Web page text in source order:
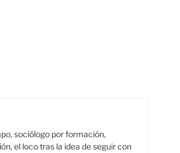
sociólogo por formación,
el loco tras la idea de seguir con